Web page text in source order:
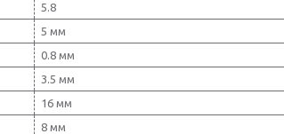
5.8
5 мм
0.8 мм
3.5 мм
16 мм
8 мм